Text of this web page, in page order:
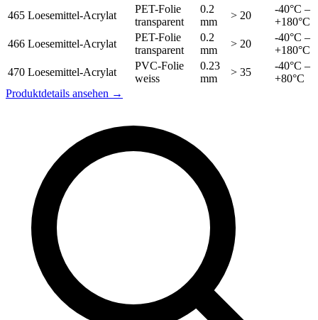
465 Loesemittel-Acrylat
PET-Folie
transparent
0.2
mm
> 20
-40°C –
+180°C
466 Loesemittel-Acrylat
PET-Folie
transparent
0.2
mm
> 20
-40°C –
+180°C
470 Loesemittel-Acrylat
PVC-Folie
weiss
0.23
mm
> 35
-40°C –
+80°C
Produktdetails ansehen →